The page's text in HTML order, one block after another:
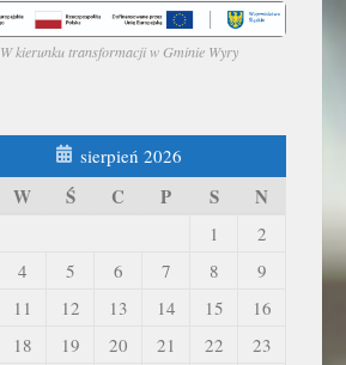
W kierunku transformacji w Gminie Wyry
sierpień 2026
W Ś C P S N
1
2
4 5 6 7 8
9
11 12 13 14 15
16
18 19 20 21 22
23